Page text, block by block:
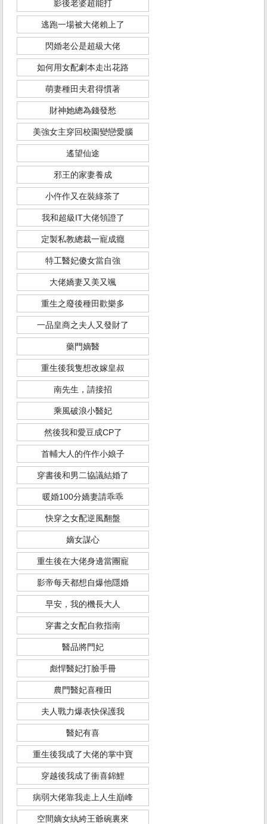
影後老婆超能打
逃跑一場被大佬賴上了
閃婚老公是超級大佬
如何用女配劇本走出花路
萌妻種田夫君得慣著
財神她總為錢發愁
美強女主穿回校園變戀愛腦
遙望仙途
邪王的家妻養成
小仵作又在裝綠茶了
我和超級IT大佬領證了
定製私教總裁一寵成癮
特工醫妃傻女當自強
大佬嬌妻又美又颯
重生之廢後種田歡樂多
一品皇商之夫人又發財了
藥門嫡醫
重生後我隻想改嫁皇叔
南先生，請接招
乘風破浪小醫妃
然後我和愛豆成CP了
首輔大人的仵作小娘子
穿書後和男二協議結婚了
暖婚100分嬌妻請乖乖
快穿之女配逆風翻盤
嫡女謀心
重生後在大佬身邊當團寵
影帝每天都想自爆他隱婚
早安，我的機長大人
穿書之女配自救指南
醫品將門妃
彪悍醫妃打臉手冊
農門醫妃喜種田
夫人戰力爆表快保護我
醫妃有喜
重生後我成了大佬的掌中寶
穿越後我成了衝喜錦鯉
病弱大佬靠我走上人生巔峰
空間嫡女紈絝王爺碗裏來